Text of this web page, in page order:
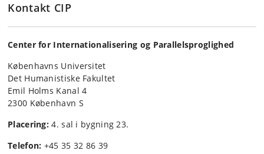
Kontakt CIP
Center for Internationalisering og Parallelsproglighed
Københavns Universitet
Det Humanistiske Fakultet
Emil Holms Kanal 4
2300 København S
Placering: 4. sal i bygning 23.
Telefon: +45 35 32 86 39